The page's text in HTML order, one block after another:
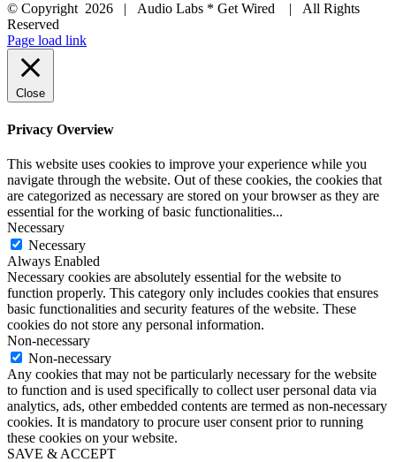
© Copyright 2026 | Audio Labs * Get Wired | All Rights
Reserved
Facebook
Instagram
YouTube
LinkedIn
X
Page load link
Close
Privacy Overview
This website uses cookies to improve your experience while you
navigate through the website. Out of these cookies, the cookies that
are categorized as necessary are stored on your browser as they are
essential for the working of basic functionalities...
Necessary
Necessary
Always Enabled
Necessary cookies are absolutely essential for the website to
function properly. This category only includes cookies that ensures
basic functionalities and security features of the website. These
cookies do not store any personal information.
Non-necessary
Non-necessary
Any cookies that may not be particularly necessary for the website
to function and is used specifically to collect user personal data via
analytics, ads, other embedded contents are termed as non-necessary
cookies. It is mandatory to procure user consent prior to running
these cookies on your website.
SAVE & ACCEPT